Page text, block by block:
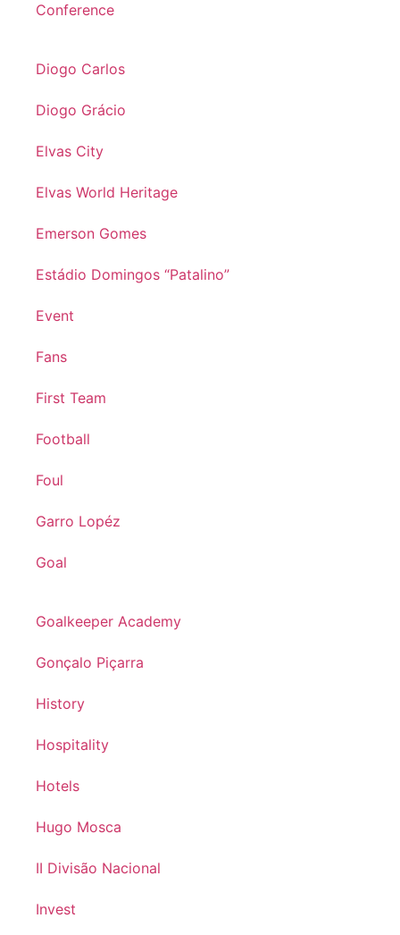
Conference
Diogo Carlos
Diogo Grácio
Elvas City
Elvas World Heritage
Emerson Gomes
Estádio Domingos “Patalino”
Event
Fans
First Team
Football
Foul
Garro Lopéz
Goal
Goalkeeper Academy
Gonçalo Piçarra
History
Hospitality
Hotels
Hugo Mosca
II Divisão Nacional
Invest